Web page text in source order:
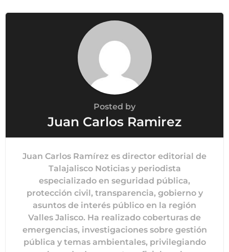
Posted by
Juan Carlos Ramirez
Juan Carlos Ramírez es director editorial de
Talajalisco Noticias y periodista
especializado en seguridad pública,
protección civil, transparencia, gobierno y
asuntos de interés público en la región
Valles Jalisco. Ha realizado coberturas de
emergencias, investigaciones sobre gestión
pública y temas ambientales, privilegiando